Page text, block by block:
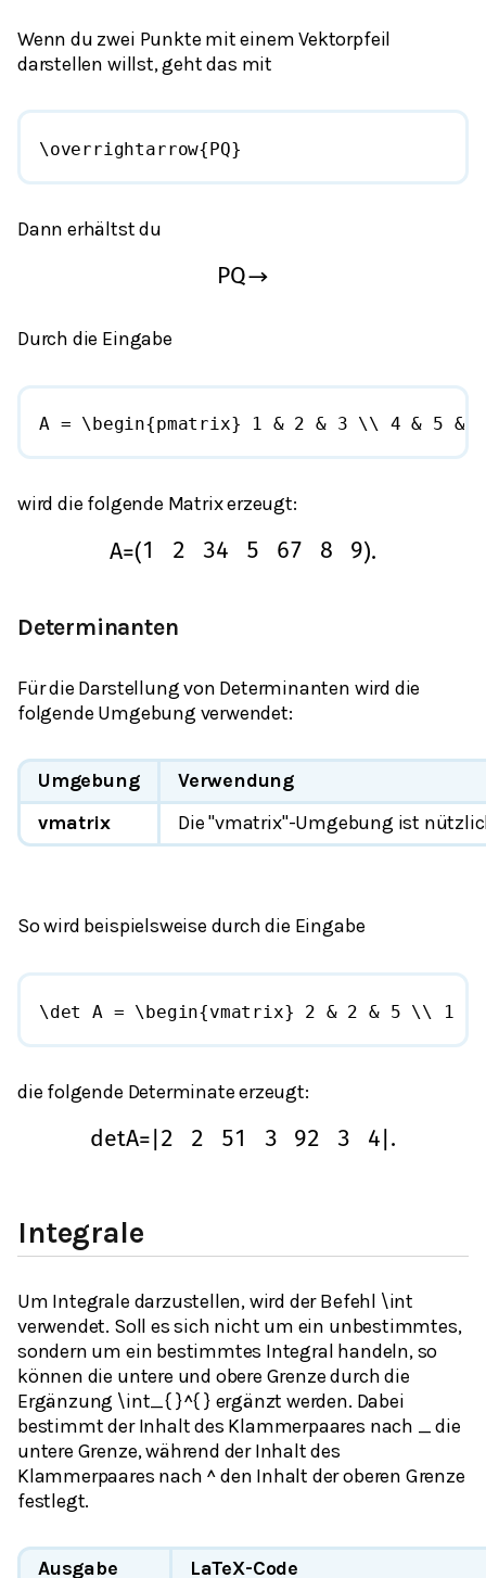
Wenn du zwei Punkte mit einem Vektorpfeil
darstellen willst, geht das mit
\overrightarrow{PQ}
Dann erhältst du
PQ→
Durch die Eingabe
A = \begin{pmatrix} 1 & 2 & 3 \\ 4 & 5 &
wird die folgende Matrix erzeugt:
A=(1 2 34 5 67 8 9).
Determinanten
Für die Darstellung von Determinanten wird die
folgende Umgebung verwendet:
Umgebung
Verwendung
vmatrix
Die "vmatrix"-Umgebung ist
So wird beispielsweise durch die Eingabe
\det A = \begin{vmatrix} 2 & 2 & 5 \\ 1
die folgende Determinate erzeugt:
detA= 2 2 51 3 92 3 4 .
Integrale
Um Integrale darzustellen, wird der Befehl \int
verwendet. Soll es sich nicht um ein unbestimmtes,
sondern um ein bestimmtes Integral handeln, so
können die untere und obere Grenze durch die
Ergänzung \int_{ }^{ } ergänzt werden. Dabei
bestimmt der Inhalt des Klammerpaares nach _ die
untere Grenze, während der Inhalt des
Klammerpaares nach ^ den Inhalt der oberen Grenze
festlegt.
Ausgabe LaTeX-Code